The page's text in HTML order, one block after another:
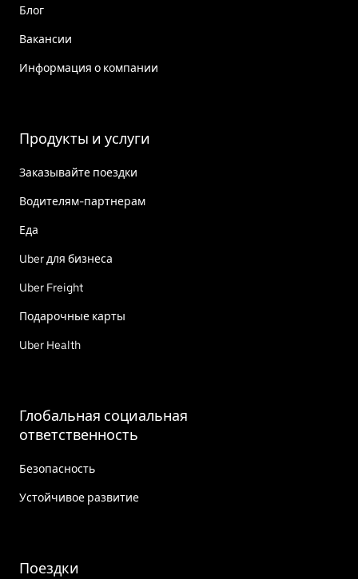
Блог
Вакансии
Информация о компании
Продукты и услуги
Заказывайте поездки
Водителям-партнерам
Еда
Uber для бизнеса
Uber Freight
Подарочные карты
Uber Health
Глобальная социальная
ответственность
Безопасность
Устойчивое развитие
Поездки